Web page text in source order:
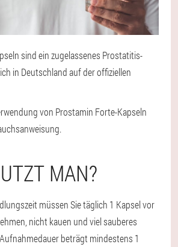
sind ein zugelassenes Prostatitis-
in Deutschland auf der offiziellen
von Prostamin Forte-Kapseln
MAN?
müssen Sie täglich 1 Kapsel vor
nicht kauen und viel sauberes
beträgt mindestens 1